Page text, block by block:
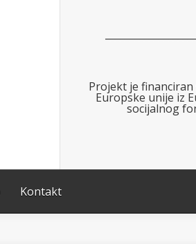
Projekt je
Europske unije iz
socijalnog
Kontakt